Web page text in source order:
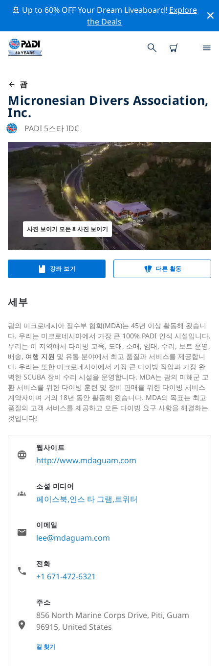
🚢 Up to 60% OFF Your Dream Liveaboard! Explore
the Deals
괌
Micronesian Divers Association,
Inc.
PADI 5스타 IDC
사진 보이기 모든 8 사진 보이기
강좌 보기 다른 활동
세부
괌의 미크로네시아 잠수부 협회(MDA)는 45년 이상 활동해 왔습니
다. 우리는 미크로네시아에서 가장 큰 100% PADI 인식 시설입니다.
우리는 이 지역에서 다이빙 교육, 도매, 소매, 임대, 수리, 보트 운영,
배송, 여행 지원 및 유통 분야에서 최고 품질과 서비스를 제공합니
다. 우리는 또한 미크로네시아에서 가장 큰 다이빙 작업과 가장 완
벽한 SCUBA 장비 수리 시설을 운영합니다. MDA는 괌의 미해군 교
환 서비스를 위한 다이빙 훈련 및 장비 판매를 위한 다이빙 서비스
계약자이며 거의 18년 동안 활동해 왔습니다. MDA의 목표는 최고
품질의 고객 서비스를 제공하고 모든 다이빙 요구 사항을 해결하는
것입니다!
웹사이트
http://www.mdaguam.com
소셜 미디어
페이스북 인스 타 그램 트위터
이메일
lee@mdaguam.com
전화
+1 671-472-6321
주소
856 North Marine Corps Drive, Piti, Guam
96915, United States
None
길 찾기